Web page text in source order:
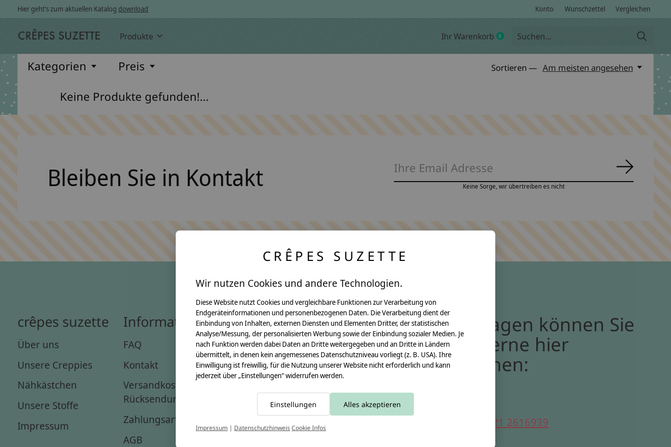
Hier geht’s zum aktuellen Katalog download Konto Wunschzettel Vergleichen
Produkte Ihr Warenkorb 0items
Kategorien Preis Sortieren — Am meisten angesehen
Keine Produkte gefunden!...
Bleiben Sie in Kontakt Keine Sorge, wir übertreiben es nicht
crêpes suzette
Über uns
Unsere Creppies
Nähkästchen
Unsere Stoffe
Impressum
Informationen
FAQ
Kontakt
Versandkosten &
Rücksendungen
Zahlungsarten
AGB
Anleitungen
Video Nähset
Anleitung MOMA
Schultüte
Leseknochen
Schnittmuster
Bei Fragen können Sie
uns gerne hier
erreichen:
0221 2616939
CRÊPES SUZETTE
Wir nutzen Cookies und andere Technologien.
Diese Website nutzt Cookies und vergleichbare Funktionen zur Verarbeitung von
Endgeräteinformationen und personenbezogenen Daten. Die Verarbeitung dient der
Einbindung von Inhalten, externen Diensten und Elementen Dritter, der statistischen
Analyse/Messung, der personalisierten Werbung sowie der Einbindung sozialer Medien. Je
nach Funktion werden dabei Daten an Dritte weitergegeben und an Dritte in Ländern
übermittelt, in denen kein angemessenes Datenschutzniveau vorliegt (z. B. USA). Ihre
Einwilligung ist freiwillig, für die Nutzung unserer Website nicht erforderlich und kann
jederzeit über „Einstellungen“ widerrufen werden.
Einstellungen Alles akzeptieren
Impressum | DatenschutzhinweisCookie Infos